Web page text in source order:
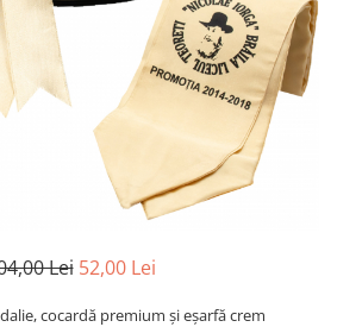
Lei 52,00 Lei
cocardă premium și eșarfă crem